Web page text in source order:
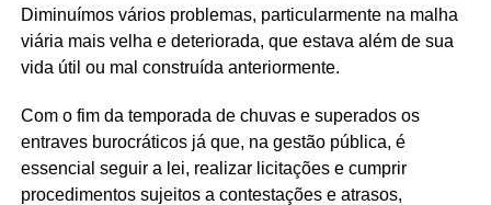
Diminuímos vários problemas, particularmente na malha
viária mais velha e deteriorada, que estava além de sua
vida útil ou mal construída anteriormente.
Com o fim da temporada de chuvas e superados os
entraves burocráticos já que, na gestão pública, é
essencial seguir a lei, realizar licitações e cumprir
procedimentos sujeitos a contestações e atrasos,